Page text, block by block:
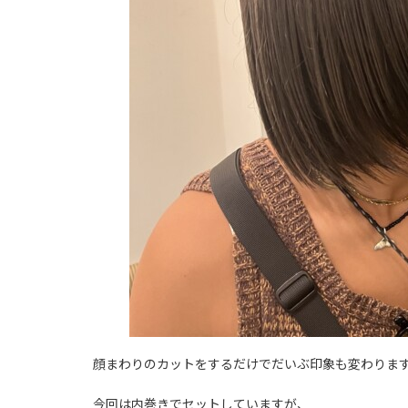
顔まわりのカットをするだけでだいぶ印象も変わりま
今回は内巻きでセットしていますが、